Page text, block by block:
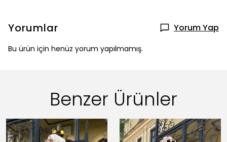
Yorumlar Yorum Yap
Bu ürün için henüz yorum yapılmamış.
Benzer Ürünler